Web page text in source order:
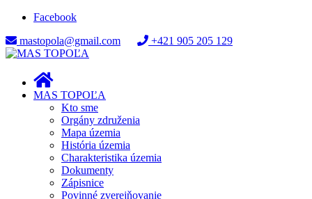
Facebook
mastopola@gmail.com
+421 905 205 129
MAS TOPOĽA
Kto sme
Orgány združenia
Mapa územia
História územia
Charakteristika územia
Dokumenty
Zápisnice
Povinné zverejňovanie